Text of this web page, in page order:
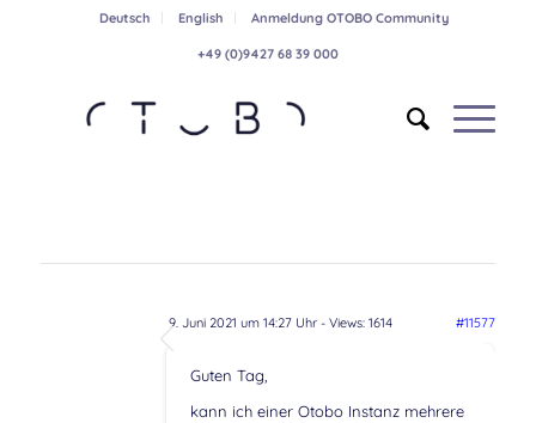
Deutsch English Anmeldung OTOBO Community
+49 (0)9427 68 39 000
9. Juni 2021 um 14:27 Uhr- Views: 1614 #11577
Guten Tag,
kann ich einer Otobo Instanz mehrere